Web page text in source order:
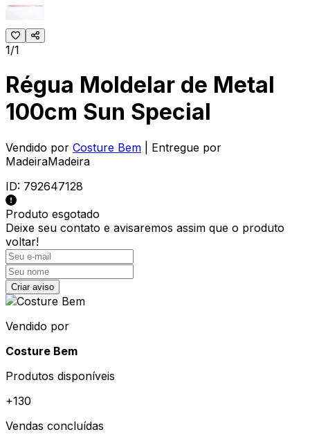
1/1
Régua Moldelar de Metal
100cm Sun Special
Vendido por Costure Bem
| Entregue por
MadeiraMadeira
ID: 792647128
Produto esgotado
Deixe seu contato e avisaremos assim que o produto
voltar!
Criar aviso
Vendido por
Costure Bem
Produtos disponíveis
+130
Vendas concluídas